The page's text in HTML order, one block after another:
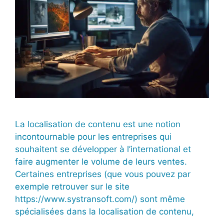
La localisation de contenu est une notion
incontournable pour les entreprises qui
souhaitent se développer à l’international et
faire augmenter le volume de leurs ventes.
Certaines entreprises (que vous pouvez par
exemple retrouver sur le site
https://www.systransoft.com/) sont même
spécialisées dans la localisation de contenu,